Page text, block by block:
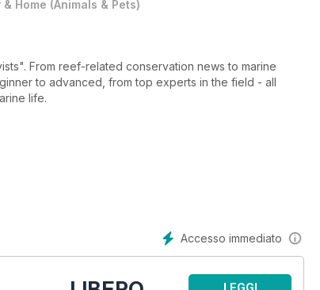
& Home (Animals & Pets)
news to marine
life.
Accesso immediato